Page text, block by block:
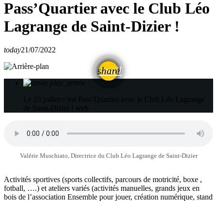
Pass’Quartier avec le Club Léo
Lagrange de Saint-Dizier !
today21/07/2022
share
email
play_arrow
Le 23 juillet c’est Pass’Quartier avec le Club Léo Lagrange
de Saint-Dizier ! web
Valérie Muschiato, Directrice du Club Léo Lagrange de Saint-Dizier
Activités sportives (sports collectifs, parcours de motricité, boxe ,
fotball, ….) et ateliers variés (activités manuelles, grands jeux en
bois de l’association Ensemble pour jouer, création numérique, stand